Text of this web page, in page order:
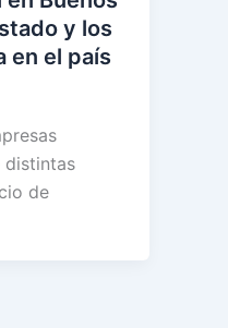
y los
en el país
distintas
de